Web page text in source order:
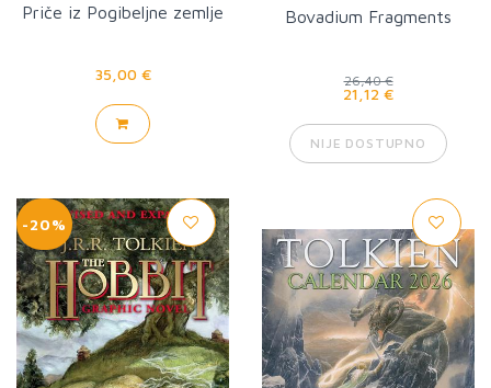
Priče iz Pogibeljne zemlje
35,00 €
Bovadium Fragments
26,40 €
21,12 €
NIJE DOSTUPNO
-20%